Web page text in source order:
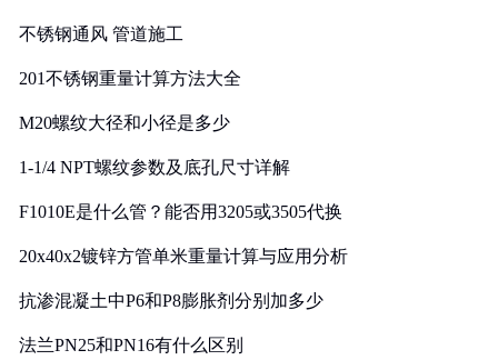
不锈钢通风 管道施工
201不锈钢重量计算方法大全
M20螺纹大径和小径是多少
1-1/4 NPT螺纹参数及底孔尺寸详解
F1010E是什么管？能否用3205或3505代换
20x40x2镀锌方管单米重量计算与应用分析
抗渗混凝土中P6和P8膨胀剂分别加多少
法兰PN25和PN16有什么区别